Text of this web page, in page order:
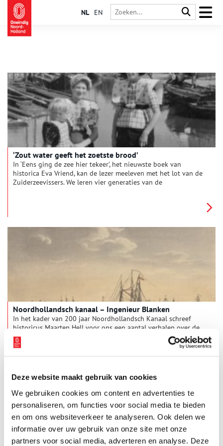
Deze website maakt gebruik van cookies
We gebruiken cookies om content en advertenties te
personaliseren, om functies voor social media te bieden
en om ons websiteverkeer te analyseren. Ook delen we
informatie over uw gebruik van onze site met onze
partners voor social media, adverteren en analyse. Deze
NL EN
‘Zout water geeft het zoetste brood’
In ‘Eens ging de zee hier tekeer’, het nieuwste boek van
historica Eva Vriend, kan de lezer meeleven met het lot van de
Zuiderzeevissers. We leren vier generaties van de
Noordhollandsch kanaal – Ingenieur Blanken
In het kader van 200 jaar Noordhollandsch Kanaal schreef
historicus Maarten Hell voor ons een aantal verhalen over de
geschiedenis van dit bijzondere kanaal. Dit vierde verhaal gaat
over de ontwerper van het tachtig kilometer lange kanaal: Jan
Blanken, een ingenieur op leeftijd.